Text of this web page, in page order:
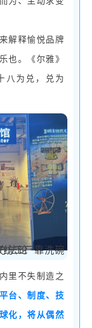
解释愉悦品牌
也。《尔雅》
八为兑，兑为
里不失制造之
台、制度、技
化，将从偶然